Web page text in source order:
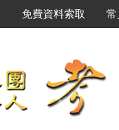
免費資料索取 常